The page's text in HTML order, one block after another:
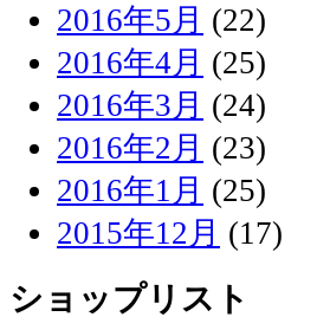
2016年5月 (22)
2016年4月 (25)
2016年3月 (24)
2016年2月 (23)
2016年1月 (25)
2015年12月 (17)
ショップリスト